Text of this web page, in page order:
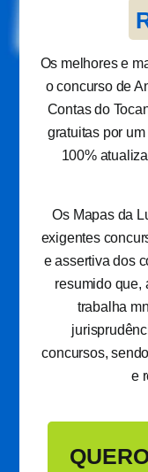
Os melhores e
o concurso de
Contas do
gratuitas por
100%
Os Mapas da
exigentes
e assertiva dos
resumido que,
trabalha
concursos,
e